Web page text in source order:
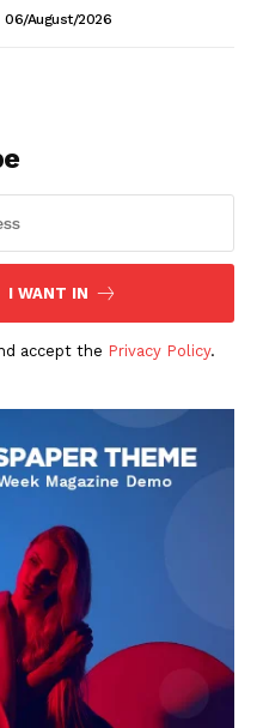
06/August/2026
I WANT IN
accept the Privacy Policy.